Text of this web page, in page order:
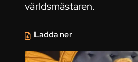
världsmästaren.
Ladda ner